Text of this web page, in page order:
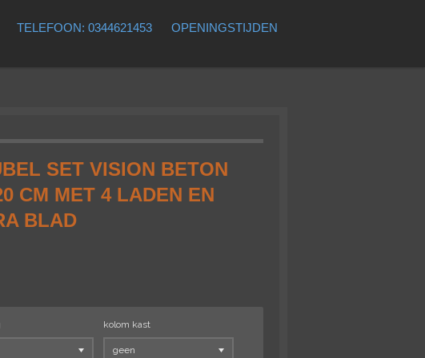
TELEFOON: 0344621453 OPENINGSTIJDEN
SET VISION BETON
CM MET 4 LADEN EN
BLAD
kolom kast